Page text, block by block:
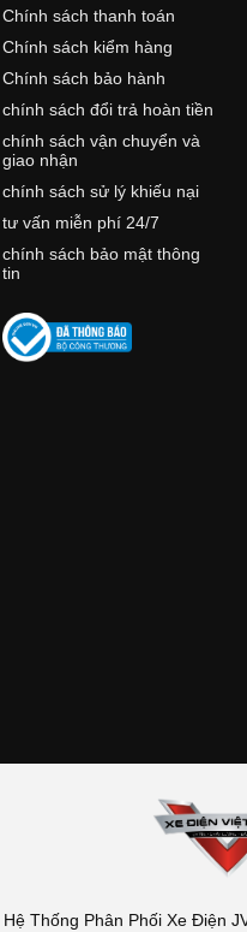
Chính sách thanh toán
Chính sách kiểm hàng
Chính sách bảo hành
chính sách đổi trả hoàn tiền
chính sách vận chuyển và
giao nhận
chính sách sử lý khiếu nại
tư vấn miễn phí 24/7
chính sách bảo mật thông
tin
Thống Phân Phối Xe Điện